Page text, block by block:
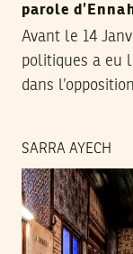
parole
Avant le 14
politiques a eu
dans
SARRA AYECH